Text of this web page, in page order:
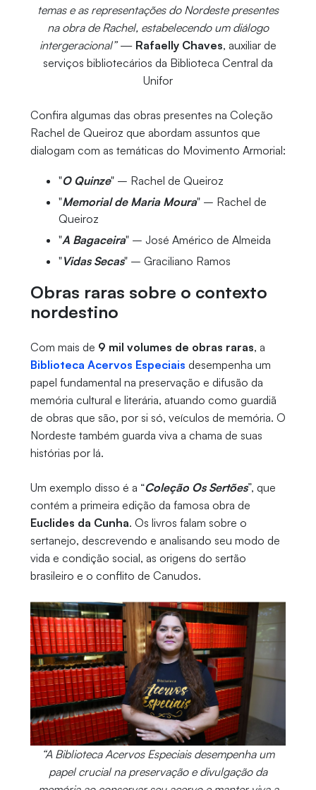
temas e as representações do Nordeste presentes
na obra de Rachel, estabelecendo um diálogo
intergeracional”— Rafaelly Chaves, auxiliar de
serviços bibliotecários da Biblioteca Central da
Unifor
Confira algumas das obras presentes na Coleção
Rachel de Queiroz que abordam assuntos que
dialogam com as temáticas do Movimento Armorial:
"O Quinze" – Rachel de Queiroz
"Memorial de Maria Moura" – Rachel de
Queiroz
"A Bagaceira" – José Américo de Almeida
"Vidas Secas" – Graciliano Ramos
Obras raras sobre o contexto
nordestino
Com mais de 9 mil volumes de obras raras, a
Biblioteca Acervos Especiais desempenha um
papel fundamental na preservação e difusão da
memória cultural e literária, atuando como guardiã
de obras que são, por si só, veículos de memória. O
Nordeste também guarda viva a chama de suas
histórias por lá.
Um exemplo disso é a “Coleção Os Sertões”, que
contém a primeira edição da famosa obra de
Euclides da Cunha. Os livros falam sobre o
sertanejo, descrevendo e analisando seu modo de
vida e condição social, as origens do sertão
brasileiro e o conflito de Canudos.
“A Biblioteca Acervos Especiais desempenha um
papel crucial na preservação e divulgação da